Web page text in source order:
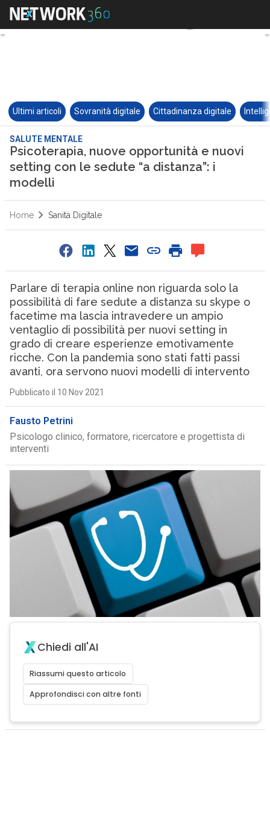
Ultimi articoli Sovranità digitale Cittadinanza digitale
SALUTE MENTALE
Psicoterapia, nuove opportunità e nuovi
setting con le sedute “a distanza”: i
modelli
Home Sanità Digitale
Parlare di terapia online non riguarda solo la
possibilità di fare sedute a distanza su skype o
facetime ma lascia intravedere un ampio
ventaglio di possibilità per nuovi setting in
grado di creare esperienze emotivamente
ricche. Con la pandemia sono stati fatti passi
avanti, ora servono nuovi modelli di intervento
Pubblicato il 10 Nov 2021
Fausto Petrini
Psicologo clinico, formatore, ricercatore e progettista di
interventi
Chiedi all'AI
Riassumi questo articolo
Approfondisci con altre fonti